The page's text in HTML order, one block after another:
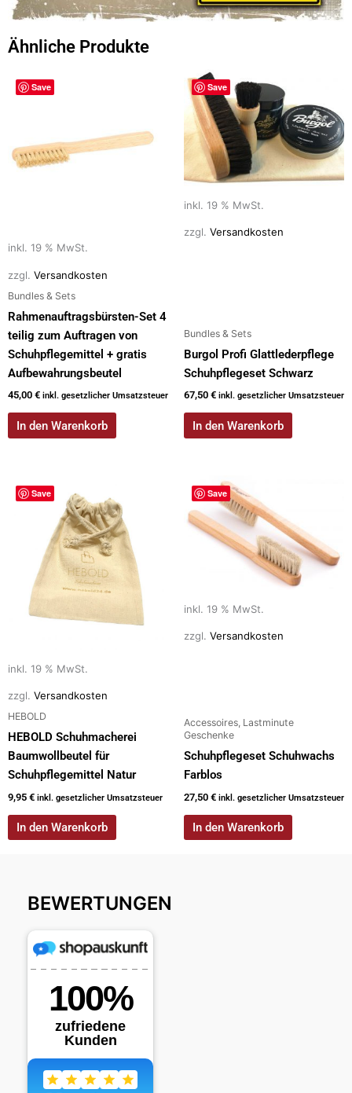
Ähnliche Produkte
Save
inkl. 19 % MwSt.
zzgl. Versandkosten
Bundles & Sets
Rahmenauftragsbürsten-Set 4
teilig zum Auftragen von
Schuhpflegemittel + gratis
Aufbewahrungsbeutel
45,00 € inkl. gesetzlicher Umsatzsteuer
In den Warenkorb
Save
inkl. 19 % MwSt.
zzgl. Versandkosten
Bundles & Sets
Burgol Profi Glattlederpflege
Schuhpflegeset Schwarz
67,50 € inkl. gesetzlicher Umsatzsteuer
In den Warenkorb
Save
inkl. 19 % MwSt.
zzgl. Versandkosten
HEBOLD
HEBOLD Schuhmacherei
Baumwollbeutel für
Schuhpflegemittel Natur
9,95 € inkl. gesetzlicher Umsatzsteuer
In den Warenkorb
Save
inkl. 19 % MwSt.
zzgl. Versandkosten
Accessoires, Lastminute
Geschenke
Schuhpflegeset Schuhwachs
Farblos
27,50 € inkl. gesetzlicher Umsatzsteuer
In den Warenkorb
BEWERTUNGEN